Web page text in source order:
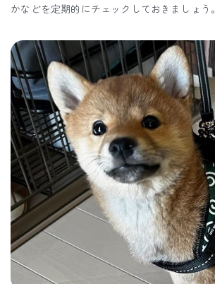
かなどを定期的にチェックしておきましょう。